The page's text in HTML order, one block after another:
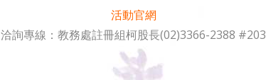
活動官網
洽詢專線：教務處註冊組柯股長(02)3366-2388 #203